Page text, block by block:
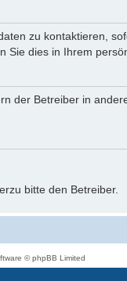
zu kontaktieren,
dies in Ihrem
der Betreiber in
bitte den Betreiber.
© phpBB Limited